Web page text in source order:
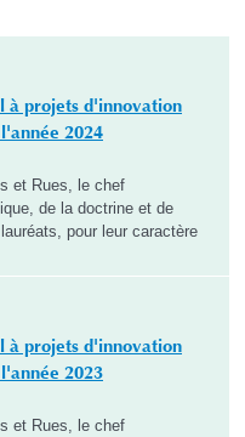
à projets d'innovation
2024
et Rues, le chef
de la doctrine et de
pour leur caractère
à projets d'innovation
2023
et Rues, le chef